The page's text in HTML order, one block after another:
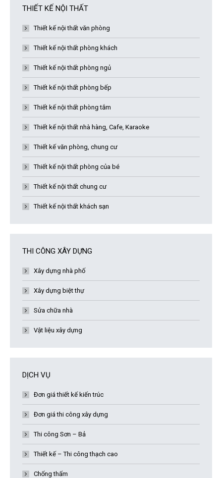
THIẾT KẾ NỘI THẤT
Thiết kế nội thất văn phòng
Thiết kế nội thất phòng khách
Thiết kế nội thất phòng ngủ
Thiết kế nội thất phòng bếp
Thiết kế nội thất phòng tắm
Thiết kế nội thất nhà hàng, Cafe, Karaoke
Thiết kế văn phòng, chung cư
Thiết kế nội thất phòng của bé
Thiết kế nội thất chung cư
Thiết kế nội thất khách sạn
THI CÔNG XÂY DỰNG
Xây dựng nhà phố
Xây dựng biệt thự
Sửa chữa nhà
Vật liệu xây dựng
DỊCH VỤ
Đơn giá thiết kế kiến trúc
Đơn giá thi công xây dựng
Thi công Sơn – Bả
Thiết kế – Thi công thạch cao
Chống thấm